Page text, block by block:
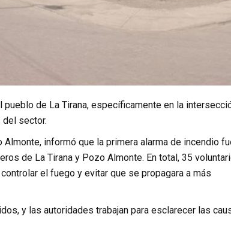
de La Tirana, específicamente en la
del sector.
informó que la primera alarma de incendio
de La Tirana y Pozo Almonte. En total, 35
el fuego y evitar que se propagara a más
y las autoridades trabajan para esclarecer las